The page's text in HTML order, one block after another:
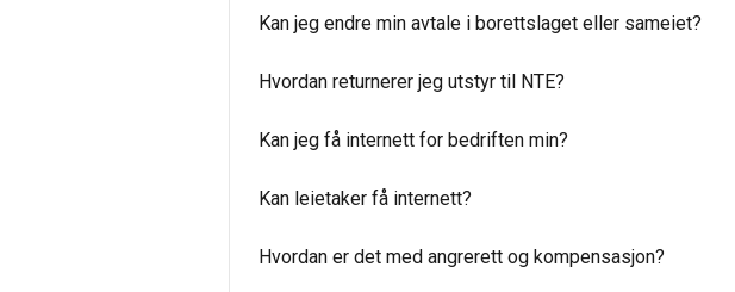
Kan jeg endre min avtale i borettslaget eller sameiet?
Hvordan returnerer jeg utstyr til NTE?
Kan jeg få internett for bedriften min?
Kan leietaker få internett?
Hvordan er det med angrerett og kompensasjon?